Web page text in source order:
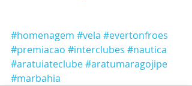
#homenagem #vela #evertonfroes
#premiacao #interclubes #nautica
#aratuiateclube#aratumaragojipe
#marbahia